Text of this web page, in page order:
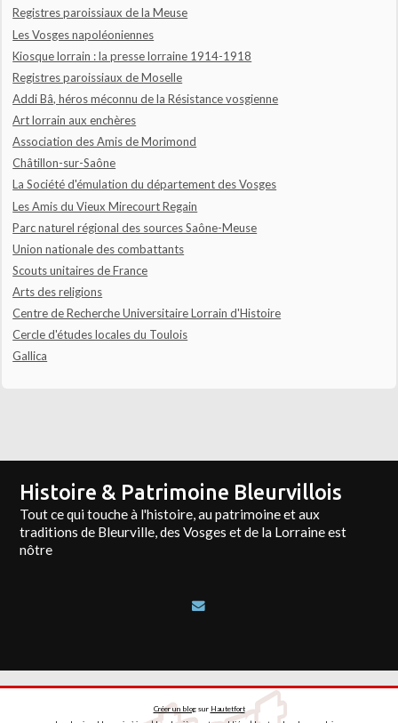
Registres paroissiaux de la Meuse
Les Vosges napoléoniennes
Kiosque lorrain : la presse lorraine 1914-1918
Registres paroissiaux de Moselle
Addi Bâ, héros méconnu de la Résistance vosgienne
Art lorrain aux enchères
Association des Amis de Morimond
Châtillon-sur-Saône
La Société d'émulation du département des Vosges
Les Amis du Vieux Mirecourt Regain
Parc naturel régional des sources Saône-Meuse
Union nationale des combattants
Scouts unitaires de France
Arts des religions
Centre de Recherche Universitaire Lorrain d'Histoire
Cercle d'études locales du Toulois
Gallica
Histoire & Patrimoine Bleurvillois
Tout ce qui touche à l'histoire, au patrimoine et aux
traditions de Bleurville, des Vosges et de la Lorraine est
nôtre
Créer un blogsur Hautetfort